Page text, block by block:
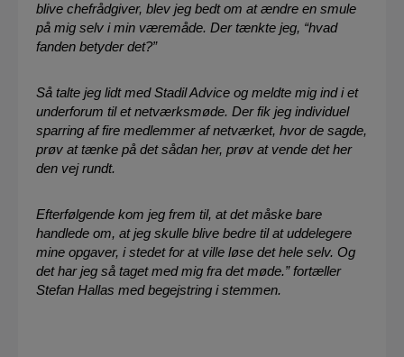
blive chefrådgiver, blev jeg bedt om at ændre en smule
på mig selv i min væremåde. Der tænkte jeg, “hvad
fanden betyder det?”
Så talte jeg lidt med Stadil Advice og meldte mig ind i et
underforum til et netværksmøde. Der fik jeg individuel
sparring af fire medlemmer af netværket, hvor de sagde,
prøv at tænke på det sådan her, prøv at vende det her
den vej rundt.
Efterfølgende kom jeg frem til, at det måske bare
handlede om, at jeg skulle blive bedre til at uddelegere
mine opgaver, i stedet for at ville løse det hele selv. Og
det har jeg så taget med mig fra det møde.” fortæller
Stefan Hallas med begejstring i stemmen.